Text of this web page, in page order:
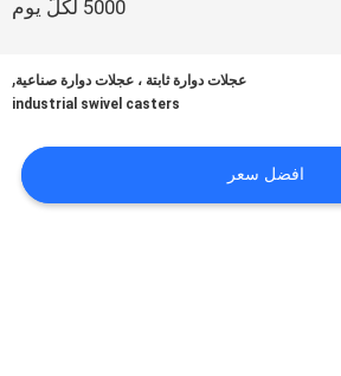
5000 لكلّ يوم
عجلات دوارة ثابتة ، عجلات دوارة صناعية,
industrial swivel casters
افضل سعر